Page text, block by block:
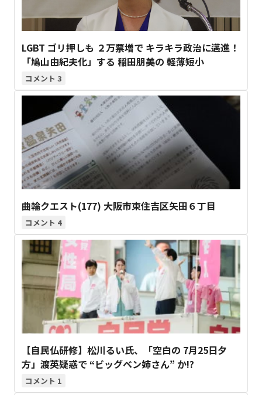
LGBT ゴリ押しも ２万票増で キラキラ政治に邁進！
「鳩山由紀夫化」する 稲田朋美の 軽薄短小
3
曲輪クエスト(177) 大阪市東住吉区矢田６丁目
4
【自民仏研修】松川るい氏、「空白の 7月25日夕
方」渡英疑惑で “ビッグベン姉さん” か!?
1